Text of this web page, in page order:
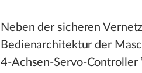
Neben der sicheren
Bedienarchitektur der
4-Achsen-Servo-Controller